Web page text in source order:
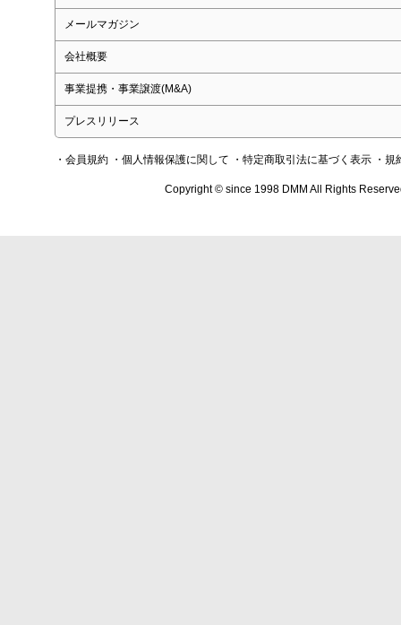
メールマガジン
会社概要
事業提携・事業譲渡(M&A)
プレスリリース
・会員規約 ・個人情報保護に関して ・特定商取引法に基づく表示 ・規
Copyright © since 1998 DMM All Rights